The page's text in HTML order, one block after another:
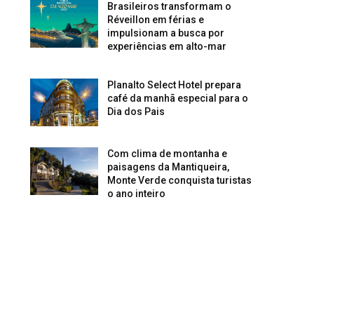
Brasileiros transformam o
Réveillon em férias e
impulsionam a busca por
experiências em alto-mar
Planalto Select Hotel prepara
café da manhã especial para o
Dia dos Pais
Com clima de montanha e
paisagens da Mantiqueira,
Monte Verde conquista turistas
o ano inteiro